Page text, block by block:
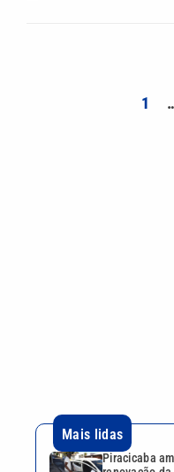
1
Desafio
doações